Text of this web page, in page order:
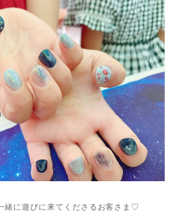
緒に遊びに来てくださるお客さま♡